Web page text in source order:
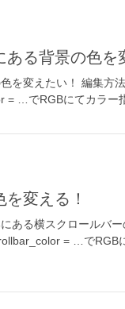
ある背景の色を
を変えたい！ 編集方
= …でRGBにてカラー
を変える！
ある横スクロールバ
= …でRGB